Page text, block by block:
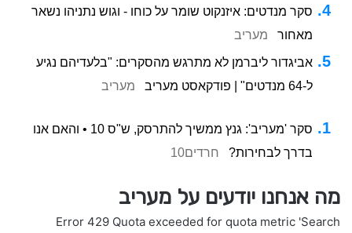
סקר מנדטים: איזנקוט שומר על כוחו - וגוש נתניהו נשאר
מאחור
מעריב
אביגדור ליברמן לא מתרגש מהסקרים: "בלעדיהם נגיע
ל-64 מנדטים" | פודקאסט מעריב
מעריב
סקר 'מעריב': גנץ ממשיך להתרסק, ש"ס 10 • והאם אנו
בדרך לבחירות?
חרדים10
מה אנחנו יודעים על מעריב
Error 429 Quota exceeded for quota metric 'Search